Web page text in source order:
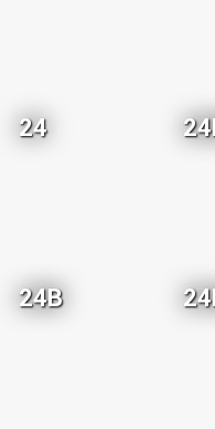
24
24B